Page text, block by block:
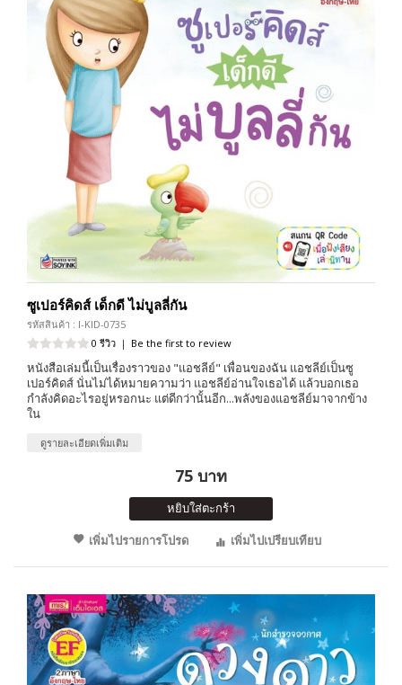
ซูเปอร์คิดส์ เด็กดี ไม่บูลลี่กัน
รหัสสินค้า : I-KID-0735
0 รีวิว | Be the first to review
หนังสือเล่มนี้เป็นเรื่องราวของ "แอชลีย์" เพื่อนของฉัน แอชลีย์เป็นซู
เปอร์คิดส์ นั่นไม่ได้หมายความว่า แอชลีย์อ่านใจเธอได้ แล้วบอกเธอ
กำลังคิดอะไรอยู่หรอกนะ แต่ดีกว่านั้นอีก...พลังของแอชลีย์มาจากข้าง
ใน
ดูรายละเอียดเพิ่มเติม
75 บาท
หยิบใส่ตะกร้า
เพิ่มไปรายการโปรด
เพิ่มไปเปรียบเทียบ